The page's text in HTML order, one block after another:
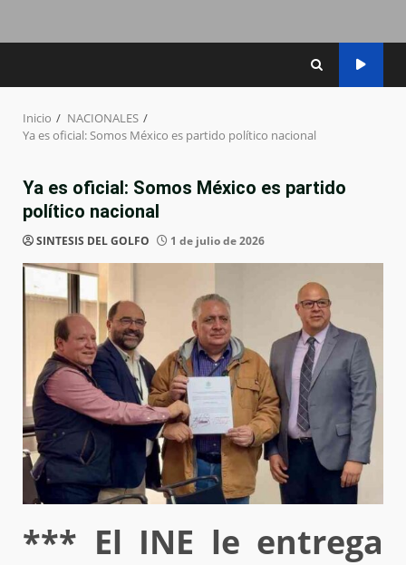
Inicio
NACIONALES
Ya es oficial: Somos México es partido político nacional
Ya es oficial: Somos México es partido
político nacional
SINTESIS DEL GOLFO 1 de julio de 2026
*** El INE le entrega